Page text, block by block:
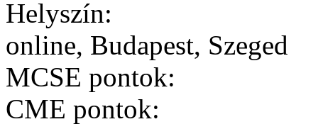
Helyszín:
online, Budapest, Szeged
MCSE pontok:
CME pontok: